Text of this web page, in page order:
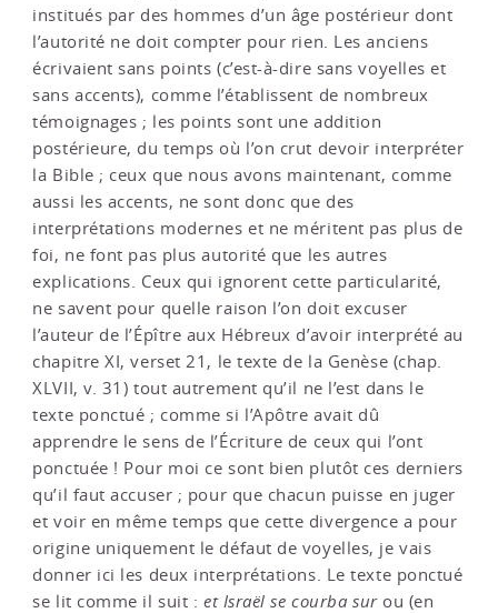
institués par des hommes d’un âge postérieur dont
l’autorité ne doit compter pour rien. Les anciens
écrivaient sans points (c’est-à-dire sans voyelles et
sans accents), comme l’établissent de nombreux
témoignages ; les points sont une addition
postérieure, du temps où l’on crut devoir interpréter
la Bible ; ceux que nous avons maintenant, comme
aussi les accents, ne sont donc que des
interprétations modernes et ne méritent pas plus de
foi, ne font pas plus autorité que les autres
explications. Ceux qui ignorent cette particularité,
ne savent pour quelle raison l’on doit excuser
l’auteur de l’Épître aux Hébreux d’avoir interprété au
chapitre XI, verset 21, le texte de la Genèse (chap.
XLVII, v. 31) tout autrement qu’il ne l’est dans le
texte ponctué ; comme si l’Apôtre avait dû
apprendre le sens de l’Écriture de ceux qui l’ont
ponctuée ! Pour moi ce sont bien plutôt ces derniers
qu’il faut accuser ; pour que chacun puisse en juger
et voir en même temps que cette divergence a pour
origine uniquement le défaut de voyelles, je vais
donner ici les deux interprétations. Le texte ponctué
se lit comme il suit : et Israël se courba surou (en